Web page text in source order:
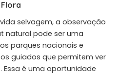
selvagem, a observação
natural pode ser uma
parques nacionais e
guiados que permitem ver
é uma oportunidade